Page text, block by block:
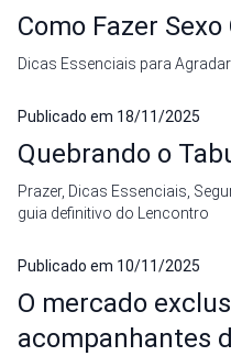
Como Fazer Sexo
Dicas Essenciais para
Publicado em 18/11/2025
Quebrando o
Prazer, Dicas Essenciais,
guia definitivo do Lencontro
Publicado em 10/11/2025
O mercado
acompanhantes